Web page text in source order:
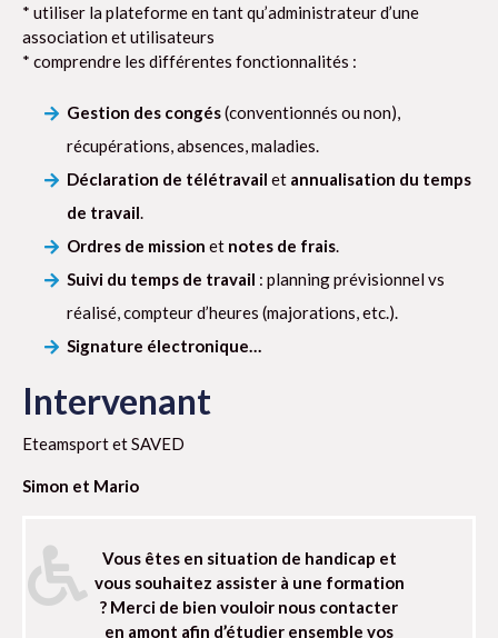
* utiliser la plateforme en tant qu’administrateur d’une
association et utilisateurs
* comprendre les différentes fonctionnalités :
Gestion des congés(conventionnés ou non),
récupérations, absences, maladies.
Déclaration de télétravail et annualisation du temps
de travail.
Ordres de mission et notes de frais.
Suivi du temps de travail : planning prévisionnel vs
réalisé, compteur d’heures (majorations, etc.).
Signature électronique…
Intervenant
Eteamsport et SAVED
Simon et Mario
Vous êtes en situation de handicap et
vous souhaitez assister à une formation
? Merci de bien vouloir nous contacter
en amont afin d’étudier ensemble vos